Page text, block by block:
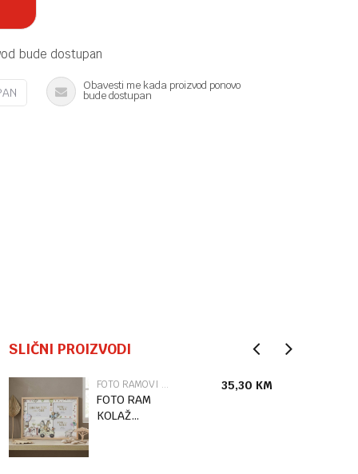
bude dostupan
Obavesti me kada proizvod ponovo
bude dostupan
SLIČNI PROIZVODI
FOTO RAMOVI I ALBUMI
FOTO RAM
KOLAŽ
35,30 KM